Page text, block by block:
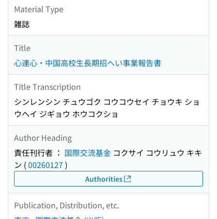
Material Type
雑誌
Title
心連心・中国高校生長期招へい事業報告書
Title Transcription
シンレンシン チュウゴク コウコウセイ チョウキ ショ
ウヘイ ジギョウ ホウコクショ
Author Heading
責任刊行者 ： 国際交流基金 コクサイ コウリュウ キキ
ン (00260127 )
Authorities
Publication, Distribution, etc.